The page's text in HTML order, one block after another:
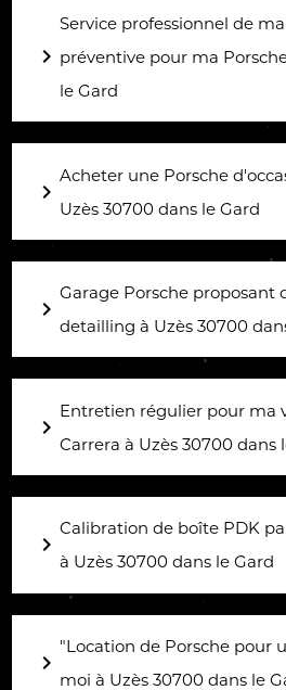
navigate_next
Service professionnel de
préventive pour ma
le Gard
navigate_next
Acheter une Porsche
Uzès 30700 dans le Gard
navigate_next
Garage Porsche proposant
detailling à Uzès 30700
navigate_next
Entretien régulier pour ma
Carrera à Uzès 30700 dans
navigate_next
Calibration de boîte PDK
à Uzès 30700 dans le Gard
navigate_next
"Location de Porsche pour
moi à Uzès 30700 dans le